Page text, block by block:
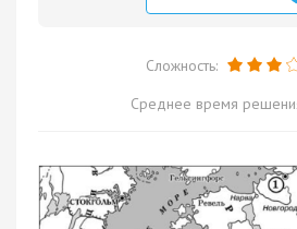
Сложность:
Среднее время